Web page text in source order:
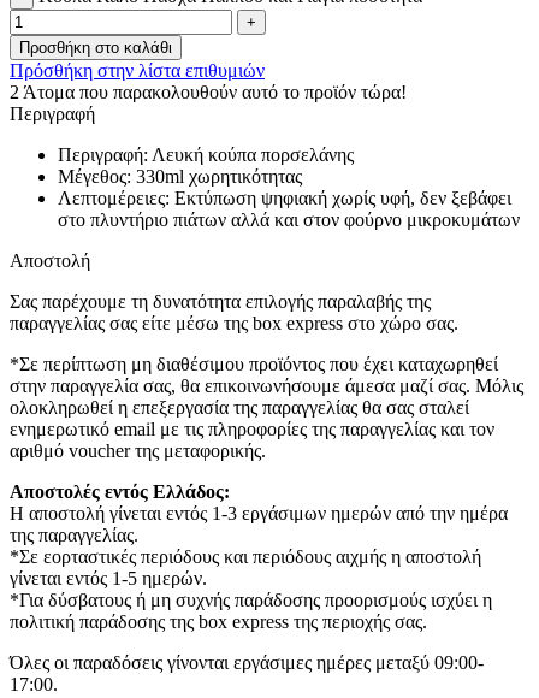
Προσθήκη στο καλάθι
Πρόσθήκη στην λίστα επιθυμιών
2 Άτομα που παρακολουθούν αυτό το προϊόν τώρα!
Περιγραφή
Περιγραφή: Λευκή κούπα πορσελάνης
Μέγεθος: 330ml χωρητικότητας
Λεπτομέρειες: Εκτύπωση ψηφιακή χωρίς υφή, δεν ξεβάφει
στο πλυντήριο πιάτων αλλά και στον φούρνο μικροκυμάτων
Αποστολή
Σας παρέχουμε τη δυνατότητα επιλογής παραλαβής της
παραγγελίας σας είτε μέσω της box express στο χώρο σας.
*Σε περίπτωση μη διαθέσιμου προϊόντος που έχει καταχωρηθεί
στην παραγγελία σας, θα επικοινωνήσουμε άμεσα μαζί σας. Μόλις
ολοκληρωθεί η επεξεργασία της παραγγελίας θα σας σταλεί
ενημερωτικό email με τις πληροφορίες της παραγγελίας και τον
αριθμό voucher της μεταφορικής.
Αποστολές εντός Ελλάδος:
Η αποστολή γίνεται εντός 1-3 εργάσιμων ημερών από την ημέρα
της παραγγελίας.
*Σε εορταστικές περιόδους και περιόδους αιχμής η αποστολή
γίνεται εντός 1-5 ημερών.
*Για δύσβατους ή μη συχνής παράδοσης προορισμούς ισχύει η
πολιτική παράδοσης της box express της περιοχής σας.
Όλες οι παραδόσεις γίνονται εργάσιμες ημέρες μεταξύ 09:00-
17:00.